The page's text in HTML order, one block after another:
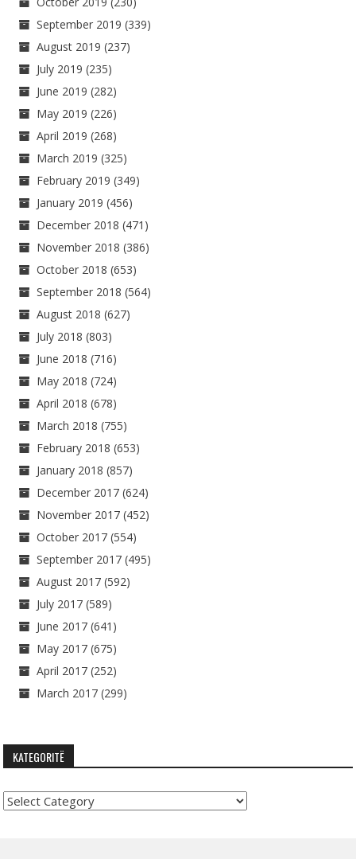
September 2019 (339)
August 2019 (237)
July 2019 (235)
June 2019 (282)
May 2019 (226)
April 2019 (268)
March 2019 (325)
February 2019 (349)
January 2019 (456)
December 2018 (471)
November 2018 (386)
October 2018 (653)
September 2018 (564)
August 2018 (627)
July 2018 (803)
June 2018 (716)
May 2018 (724)
April 2018 (678)
March 2018 (755)
February 2018 (653)
January 2018 (857)
December 2017 (624)
November 2017 (452)
October 2017 (554)
September 2017 (495)
August 2017 (592)
July 2017 (589)
June 2017 (641)
May 2017 (675)
April 2017 (252)
March 2017 (299)
KATEGORITË
Kategoritë